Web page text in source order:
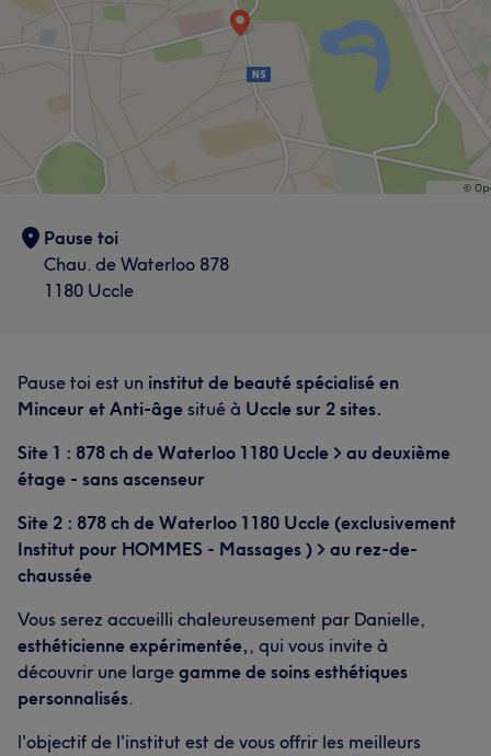
Pause toi
Chau. de Waterloo 878
1180 Uccle
Pause toi est un institut de beauté spécialisé en
Minceur et Anti-âge situé à Uccle sur 2 sites.
Site 1 : 878 ch de Waterloo 1180 Uccle > au deuxième
étage - sans ascenseur
Site 2 : 878 ch de Waterloo 1180 Uccle (exclusivement
Institut pour HOMMES - Massages ) > au rez-de-
chaussée
Vous serez accueilli chaleureusement par Danielle,
esthéticienne expérimentée,, qui vous invite à
découvrir une large gamme de soins esthétiques
personnalisés.
l'objectif de l'institut est de vous offrir les meilleurs